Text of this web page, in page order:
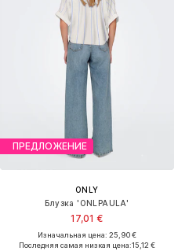
ПРЕДЛОЖЕНИЕ
ONLY
Блузка 'ONLPAULA'
17,01 €
Изначальная цена: 25,90 €
Последняя самая низкая цена:15,12 €